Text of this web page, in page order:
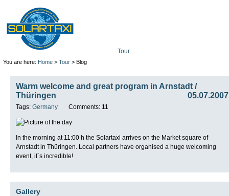
You are here: Home> Tour> Blog
Warm welcome and great program in Arnstadt /
Thüringen
05.07.2007
Tags: Germany Comments: 11
In the morning at 11:00 h the Solartaxi arrives on the Market square of
Arnstadt in Thüringen. Local partners have organised a huge welcoming
event, it´s incredible!
Gallery
Tour